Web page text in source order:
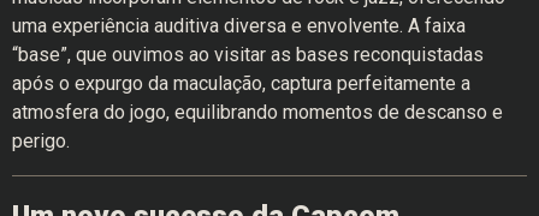
uma experiência auditiva diversa e envolvente. A faixa
“base”, que ouvimos ao visitar as bases reconquistadas
após o expurgo da maculação, captura perfeitamente a
atmosfera do jogo, equilibrando momentos de descanso e
perigo.